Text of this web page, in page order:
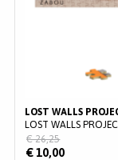
LOST WALLS
LOST WALLS
€ 10,00
€ 26,25